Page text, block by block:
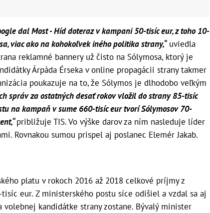
dal Most - Híd doteraz v kampani 50-tisíc eur, z toho 10-
viac ako na kohokoľvek iného politika strany,“uviedla
reklamné bannery už čisto na Sólymosa, ktorý je
Árpáda Érseka v online propagácii strany takmer
poukazuje na to, že Sólymos je dlhodobo veľkým
správ za ostatných desať rokov vložil do strany 85-tisíc
na kampaň v sume 660-tisíc eur tvorí Sólymosov 70-
približuje TIS. Vo výške darov za ním nasleduje líder
Rovnakou sumou prispel aj poslanec Elemér Jakab.
platu v rokoch 2016 až 2018 celkové príjmy z
eur. Z ministerského postu síce odišiel a vzdal sa aj
volebnej kandidátke strany zostane. Bývalý minister